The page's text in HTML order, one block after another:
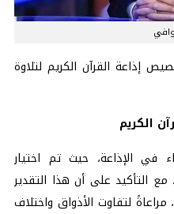
إذاعة القرآن الكريم لتلاوة
الكريم
في الإذاعة، حيث تم اختيار
مع التأكيد على أن هذا التقدير
لتفاوت الأذواق واختلاف